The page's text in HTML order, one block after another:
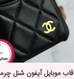
قاب موبایل آیفون شنل